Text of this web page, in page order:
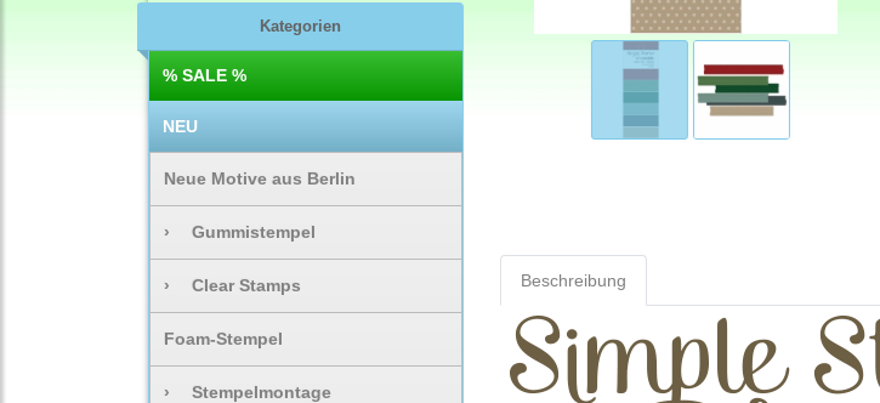
Kategorien
% SALE %
NEU
Neue Motive aus Berlin
› Gummistempel
› Clear Stamps
Foam-Stempel
› Stempelmontage
Beschreibung